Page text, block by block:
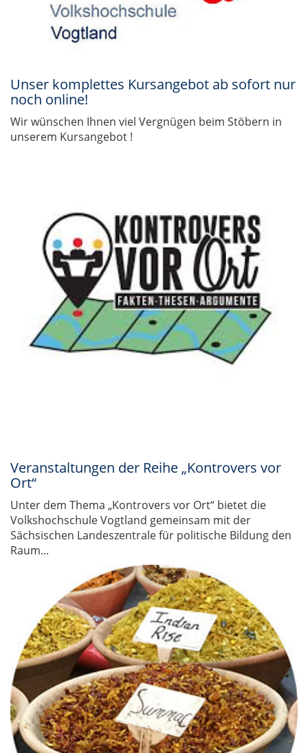
Unser komplettes Kursangebot ab sofort nur
noch online!
Wir wünschen Ihnen viel Vergnügen beim Stöbern in
unserem Kursangebot !
Veranstaltungen der Reihe „Kontrovers vor
Ort“
Unter dem Thema „Kontrovers vor Ort“ bietet die
Volkshochschule Vogtland gemeinsam mit der
Sächsischen Landeszentrale für politische Bildung den
Raum...